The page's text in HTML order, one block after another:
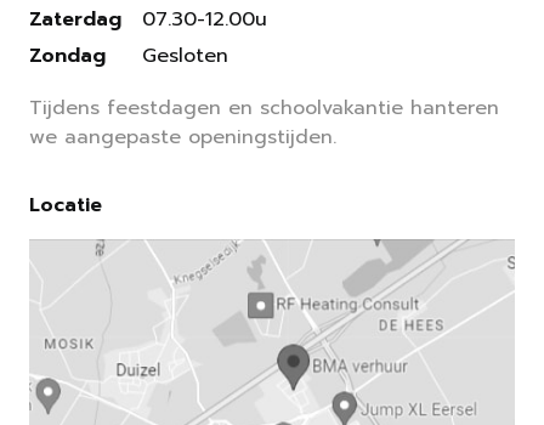
Zaterdag
Zondag
07.30-12.00u
Gesloten
Tijdens feestdagen en schoolvakantie hanteren
we aangepaste openingstijden.
Locatie